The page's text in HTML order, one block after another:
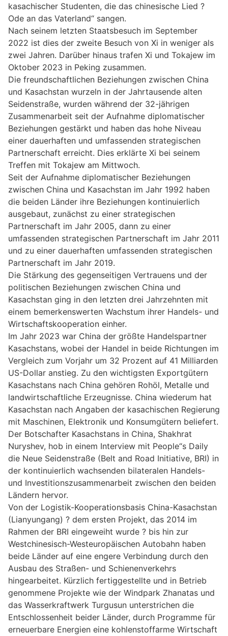
kasachischer Studenten, die das chinesische Lied ?
Ode an das Vaterland“ sangen.
Nach seinem letzten Staatsbesuch im September
2022 ist dies der zweite Besuch von Xi in weniger als
zwei Jahren. Darüber hinaus trafen Xi und Tokajew im
Oktober 2023 in Peking zusammen.
Die freundschaftlichen Beziehungen zwischen China
und Kasachstan wurzeln in der Jahrtausende alten
Seidenstraße, wurden während der 32-jährigen
Zusammenarbeit seit der Aufnahme diplomatischer
Beziehungen gestärkt und haben das hohe Niveau
einer dauerhaften und umfassenden strategischen
Partnerschaft erreicht. Dies erklärte Xi bei seinem
Treffen mit Tokajew am Mittwoch.
Seit der Aufnahme diplomatischer Beziehungen
zwischen China und Kasachstan im Jahr 1992 haben
die beiden Länder ihre Beziehungen kontinuierlich
ausgebaut, zunächst zu einer strategischen
Partnerschaft im Jahr 2005, dann zu einer
umfassenden strategischen Partnerschaft im Jahr 2011
und zu einer dauerhaften umfassenden strategischen
Partnerschaft im Jahr 2019.
Die Stärkung des gegenseitigen Vertrauens und der
politischen Beziehungen zwischen China und
Kasachstan ging in den letzten drei Jahrzehnten mit
einem bemerkenswerten Wachstum ihrer Handels- und
Wirtschaftskooperation einher.
Im Jahr 2023 war China der größte Handelspartner
Kasachstans, wobei der Handel in beide Richtungen im
Vergleich zum Vorjahr um 32 Prozent auf 41 Milliarden
US-Dollar anstieg. Zu den wichtigsten Exportgütern
Kasachstans nach China gehören Rohöl, Metalle und
landwirtschaftliche Erzeugnisse. China wiederum hat
Kasachstan nach Angaben der kasachischen Regierung
mit Maschinen, Elektronik und Konsumgütern beliefert.
Der Botschafter Kasachstans in China, Shakhrat
Nuryshev, hob in einem Interview mit People“s Daily
die Neue Seidenstraße (Belt and Road Initiative, BRI) in
der kontinuierlich wachsenden bilateralen Handels-
und Investitionszusammenarbeit zwischen den beiden
Ländern hervor.
Von der Logistik-Kooperationsbasis China-Kasachstan
(Lianyungang) ? dem ersten Projekt, das 2014 im
Rahmen der BRI eingeweiht wurde ? bis hin zur
Westchinesisch-Westeuropäischen Autobahn haben
beide Länder auf eine engere Verbindung durch den
Ausbau des Straßen- und Schienenverkehrs
hingearbeitet. Kürzlich fertiggestellte und in Betrieb
genommene Projekte wie der Windpark Zhanatas und
das Wasserkraftwerk Turgusun unterstrichen die
Entschlossenheit beider Länder, durch Programme für
erneuerbare Energien eine kohlenstoffarme Wirtschaft